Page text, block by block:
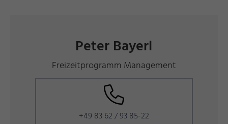
Peter Bayerl
Freizeitprogramm Management
+49 83 62 / 93 85-22